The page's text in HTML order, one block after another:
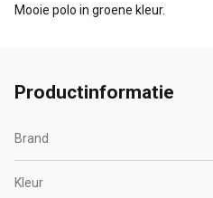
Mooie polo in groene kleur.
Productinformatie
Brand
Kleur